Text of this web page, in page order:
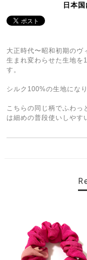
日本
大正時代〜昭和初期のヴ
生まれ変わらせた生地を
す。
シルク100%の生地になり
こちらの同じ柄でふわっ
は細めの普段使いしやす